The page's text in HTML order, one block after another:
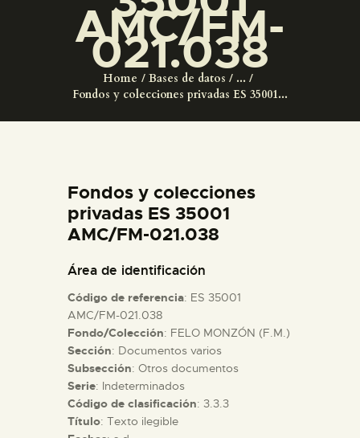
AMC/FM-
021.038
Home Bases de datos
...
Fondos y colecciones privadas ES 35001...
█
EL MUSEO
ESPAÑOL
ACTIVIDADES
█
EL MUSEO
Fondos y colecciones
privadas ES 35001
AMC/FM-021.038
Área de identificación
Código de referencia: ES 35001
AMC/FM-021.038
Fondo/Colección: FELO MONZÓN (F.M.)
Sección: Documentos varios
Subsección: Otros documentos
Serie: Indeterminados
Código de clasificación: 3.3.3
Título: Texto ilegible